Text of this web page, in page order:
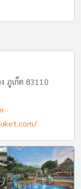
ภูเก็ต 83110